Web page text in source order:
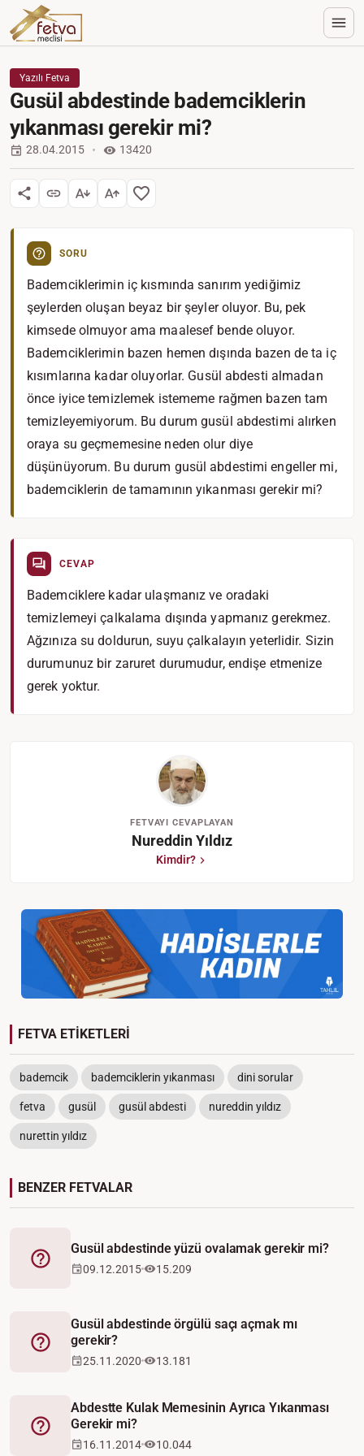
Yazılı Fetva
Gusül abdestinde bademciklerin
yıkanması gerekir mi?
28.04.2015 13420
SORU
Bademciklerimin iç kısmında sanırım yediğimiz
şeylerden oluşan beyaz bir şeyler oluyor. Bu, pek
kimsede olmuyor ama maalesef bende oluyor.
Bademciklerimin bazen hemen dışında bazen de ta iç
kısımlarına kadar oluyorlar. Gusül abdesti almadan
önce iyice temizlemek istememe rağmen bazen tam
temizleyemiyorum. Bu durum gusül abdestimi alırken
oraya su geçmemesine neden olur diye
düşünüyorum. Bu durum gusül abdestimi engeller mi,
bademciklerin de tamamının yıkanması gerekir mi?
CEVAP
Bademciklere kadar ulaşmanız ve oradaki
temizlemeyi çalkalama dışında yapmanız gerekmez.
Ağzınıza su doldurun, suyu çalkalayın yeterlidir. Sizin
durumunuz bir zaruret durumudur, endişe etmenize
gerek yoktur.
FETVAYI CEVAPLAYAN
Nureddin Yıldız
Kimdir?
FETVA ETİKETLERİ
bademcik bademciklerin yıkanması dini sorular
fetva gusül gusül abdesti nureddin yıldız
nurettin yıldız
BENZER FETVALAR
Fetva
Gusül abdestinde yüzü ovalamak gerekir mi?
09.12.2015 15.209
Fetva
Gusül abdestinde örgülü saçı açmak mı
gerekir?
25.11.2020 13.181
Fetva
Abdestte Kulak Memesinin Ayrıca Yıkanması
Gerekir mi?
16.11.2014 10.044